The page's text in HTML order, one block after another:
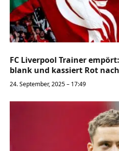
FC Liverpool Trainer
blank und kassiert Rot
24. September, 2025 – 17:49